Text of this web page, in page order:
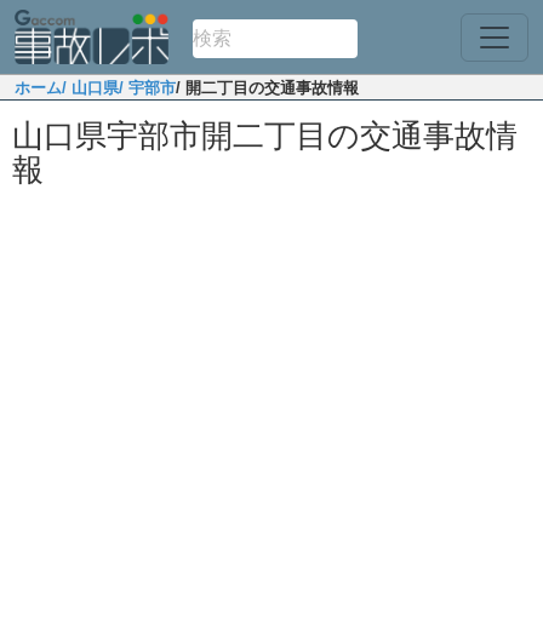
ホーム/ 山口県/ 宇部市/ 開二丁目の交通事故情報
山口県宇部市開二丁目の交通事故情
報